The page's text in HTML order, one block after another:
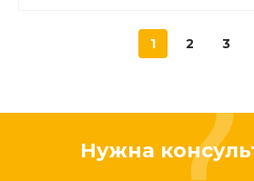
1 2 3
Нужна